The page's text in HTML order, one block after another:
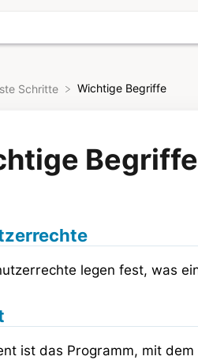
Schritte Wichtige Begriffe
Begriffe
legen fest, was
ist das Programm, mit